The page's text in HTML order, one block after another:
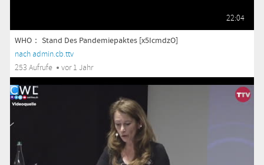
22:04
WHO： Stand Des Pandemiepaktes [x5IcmdzO]
nach admin.cb.ttv
253 Aufrufe
vor 1 Jahr